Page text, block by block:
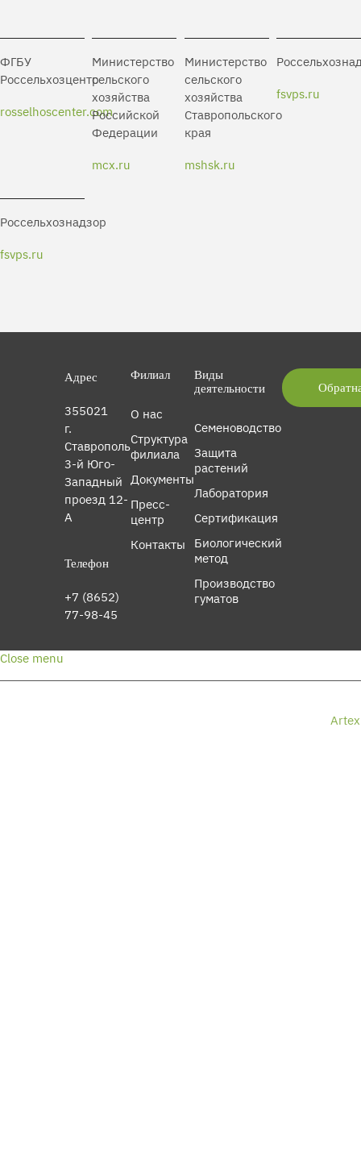
ФГБУ
Россельхозцентр
rosselhoscenter.com
Министерство
сельского
хозяйства
Российской
Федерации
mcx.ru
Министерство
сельского
хозяйства
Ставропольского
края
mshsk.ru
fsvps.ru
Россельхознадзор
fsvps.ru
Адрес
355021
г.
Ставрополь
3-й Юго-
Западный
проезд 12-
А
Телефон
+7 (8652)
77-98-45
Филиал
О нас
Структура
филиала
Документы
Пресс-
центр
Контакты
Виды
деятельности
Семеноводство
Защита
растений
Лаборатория
Сертификация
Биологический
метод
Производство
гуматов
Artex
Close menu